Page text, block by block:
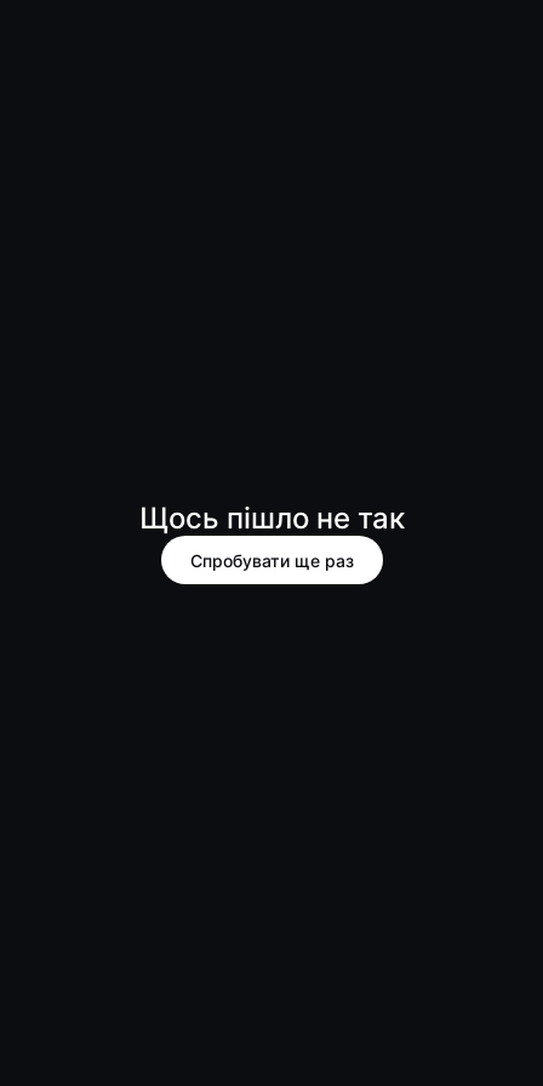
Щось пішло не так
Спробувати ще раз